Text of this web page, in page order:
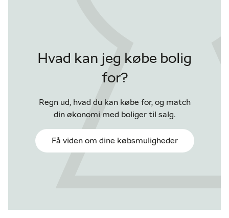
Hvad kan jeg købe bolig
for?
Regn ud, hvad du kan købe for, og match
din økonomi med boliger til salg.
Få viden om dine købsmuligheder